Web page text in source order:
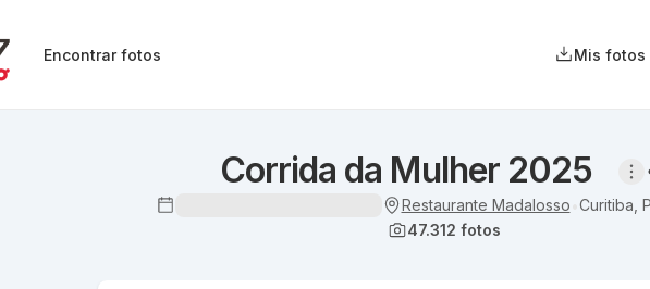
Encontrar fotos Mis fotos
Corrida da Mulher 2025
Restaurante Madalosso Curitiba,
47.312 fotos